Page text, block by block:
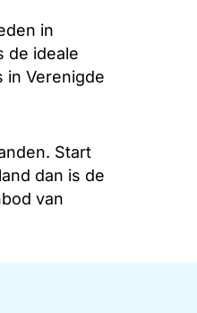
in
de ideale
in Verenigde
Start
dan is de
van